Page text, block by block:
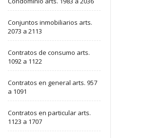
Conjuntos inmobiliarios arts.
2073 a 2113
Contratos de consumo arts.
1092 a 1122
Contratos en general arts. 957
a 1091
Contratos en particular arts.
1123 a 1707